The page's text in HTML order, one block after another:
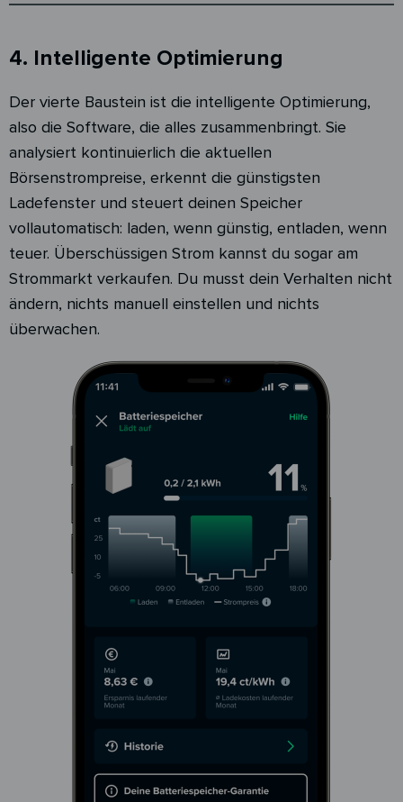
4. Intelligente Optimierung
Der vierte Baustein ist die intelligente Optimierung,
also die Software, die alles zusammenbringt. Sie
analysiert kontinuierlich die aktuellen
Börsenstrompreise, erkennt die günstigsten
Ladefenster und steuert deinen Speicher
vollautomatisch: laden, wenn günstig, entladen, wenn
teuer. Überschüssigen Strom kannst du sogar am
Strommarkt verkaufen. Du musst dein Verhalten nicht
ändern, nichts manuell einstellen und nichts
überwachen.